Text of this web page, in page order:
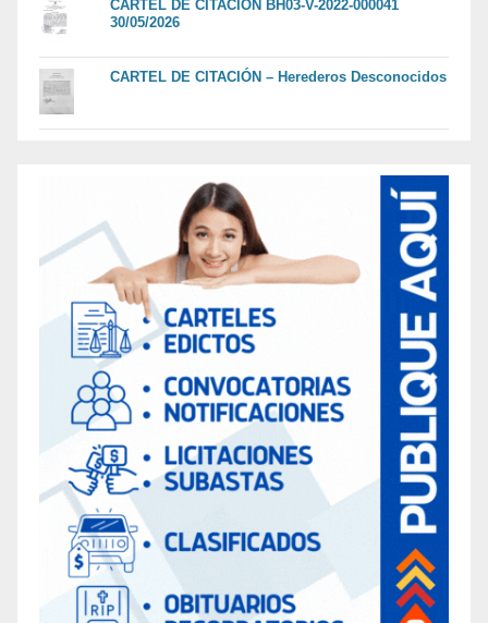
CARTEL DE CITACION BH03-V-2022-000041
30/05/2026
CARTEL DE CITACIÓN – Herederos Desconocidos